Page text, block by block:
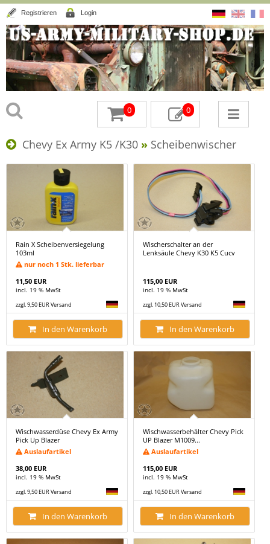
Registrieren Login
0 0
Chevy Ex Army K5 /K30 » Scheibenwischer
Rain X Scheibenversiegelung
103ml
nur noch 1 Stk. lieferbar
11,50 EUR
incl. 19 % MwSt
zzgl. 9,50 EUR Versand
In den Warenkorb
Wischerschalter an der
Lenksäule Chevy K30 K5 Cucv
115,00 EUR
incl. 19 % MwSt
zzgl. 10,50 EUR Versand
In den Warenkorb
Wischwasserdüse Chevy Ex Army
Pick Up Blazer
Auslaufartikel
38,00 EUR
incl. 19 % MwSt
zzgl. 9,50 EUR Versand
In den Warenkorb
Wischwasserbehälter Chevy Pick
UP Blazer M1009...
Auslaufartikel
115,00 EUR
incl. 19 % MwSt
zzgl. 10,50 EUR Versand
In den Warenkorb